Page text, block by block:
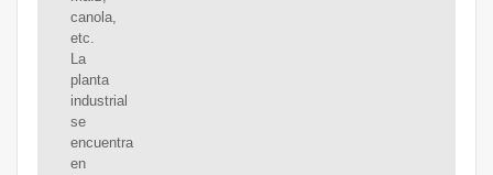
canola,
etc.
La
planta
industrial
se
encuentra
en